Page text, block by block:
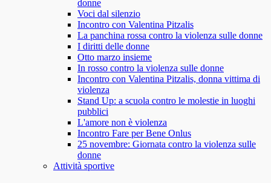
donne
Voci dal silenzio
Incontro con Valentina Pitzalis
La panchina rossa contro la violenza sulle donne
I diritti delle donne
Otto marzo insieme
In rosso contro la violenza sulle donne
Incontro con Valentina Pitzalis, donna vittima di
violenza
Stand Up: a scuola contro le molestie in luoghi
pubblici
L'amore non è violenza
Incontro Fare per Bene Onlus
25 novembre: Giornata contro la violenza sulle
donne
Attività sportive